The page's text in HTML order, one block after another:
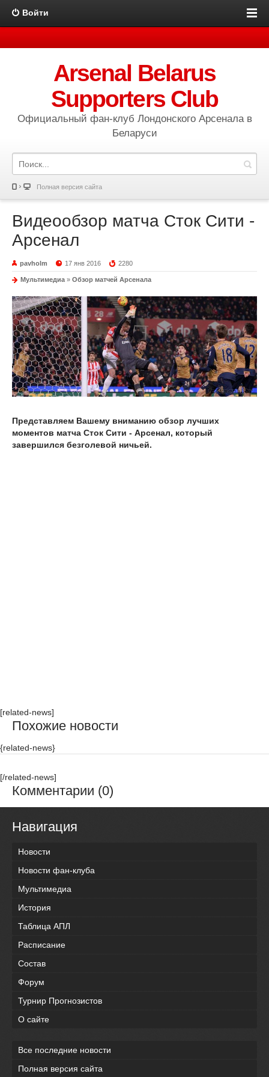
Войти
Arsenal Belarus
Supporters Club
Официальный фан-клуб Лондонского Арсенала в
Беларуси
Полная версия сайта
Видеообзор матча Сток Сити -
Арсенал
pavholm 17 янв 2016 2280
Мультимедиа » Обзор матчей Арсенала
Представляем Вашему вниманию обзор лучших
моментов матча Сток Сити - Арсенал, который
завершился безголевой ничьей.
[related-news]
Похожие новости
{related-news}
[/related-news]
Комментарии (0)
Навигация
Новости
Новости фан-клуба
Мультимедиа
История
Таблица АПЛ
Расписание
Состав
Форум
Турнир Прогнозистов
О сайте
Все последние новости
Полная версия сайта